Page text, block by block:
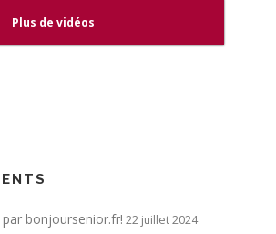
Plus de vidéos
bonjoursenior.fr! 22 juillet 2024